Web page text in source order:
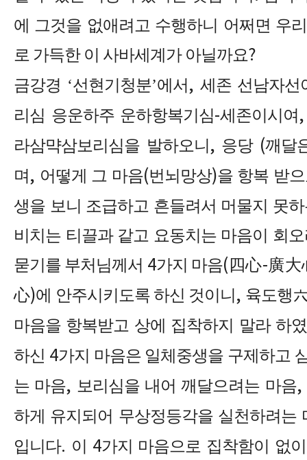
에 그것을 없애려고 수행하니 어쩌면 우
로 가득한 이 사바세계가 아닐까요?
금강경 ‘선현기청분’에서 , 세존 선남자선
리심 응운하주 운하항복기심-세존이시여
라삼먁삼보리심을 발하오니 , 응당 (깨달
며 , 어떻게 그 마음(번뇌망상)을 항복 받
생을 보니 조급하고 흔들려서 머물지 못
비치는 티끌과 같고 요동치는 마음이 회
묻기를 부처님께서 4가지 마음( 四心-廣大
心)에 안주시키도록 하신 것이니 , 육도행
마음을 항복받고 상에 집착하지 말라 하
하신 4가지 마음은 일체중생을 구제하고
는 마음, 보리심을 내어 깨달으려는 마음,
하게 유지되어 무상정등각을 실천하려는
입니다. 이 4가지 마음으로 집착함이 없